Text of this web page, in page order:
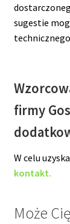
sugestie
firmy
W celu
kontakt.
Może